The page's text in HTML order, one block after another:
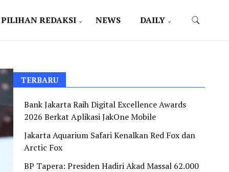
PILIHAN REDAKSI NEWS DAILY
TERBARU
Bank Jakarta Raih Digital Excellence Awards
2026 Berkat Aplikasi JakOne Mobile
Jakarta Aquarium Safari Kenalkan Red Fox dan
Arctic Fox
BP Tapera: Presiden Hadiri Akad Massal 62.000